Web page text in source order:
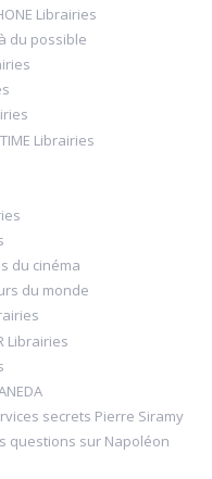
Librairies
du possible
Librairies
du cinéma
du monde
Librairies
secrets Pierre Siramy
questions sur Napoléon